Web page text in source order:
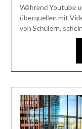
Während Youtube
überquellen mit
von Schülern,